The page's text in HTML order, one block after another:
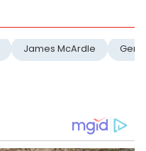
James McArdle